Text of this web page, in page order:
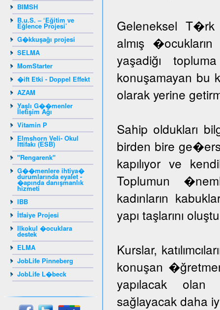
BIMSH
B.u.S. – ‘Eğitim ve
Eğlence Projesi’
G�kkuşağı projesi
SELMA
MomStarter
�ift Etki - Doppel Effekt
AZAM
Yaşlı G��menler
İletişim Ağı
Vitamin P
Elmshorn Veli- Okul
İttifakı (ESB)
"Rengarenk"
G��menlere ihtiya�
durumlarında eyalet -
�apında danışmanlık
hizmeti
IBB
İtfaiye Projesi
Ilkokul �ocuklara
destek
ELMA
JobLife Pinneberg
JobLife L�beck
Geleneksel
almış
yaşadiğı
konuşamayan bu
olarak yerine
Sahip oldukları
birden bire
kapılıyor ve
Toplumun
kadınların
yapı taşlarını
Kurslar,
konuşan
yapılacak olan
sağlayacak daha